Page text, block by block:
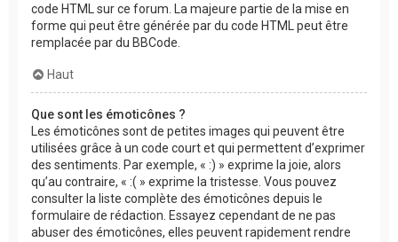
code HTML sur ce forum. La majeure partie de la mise en
forme qui peut être générée par du code HTML peut être
remplacée par du BBCode.
Haut
Que sont les émoticônes ?
Les émoticônes sont de petites images qui peuvent être
utilisées grâce à un code court et qui permettent d’exprimer
des sentiments. Par exemple, « :) » exprime la joie, alors
qu’au contraire, « :( » exprime la tristesse. Vous pouvez
consulter la liste complète des émoticônes depuis le
formulaire de rédaction. Essayez cependant de ne pas
abuser des émoticônes, elles peuvent rapidement rendre